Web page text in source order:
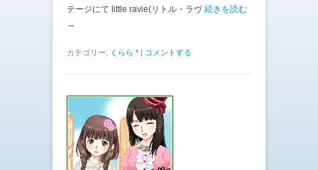
テージにて little ravie(リトル・ラヴ続きを読む
→
カテゴリー: くらら * | コメントする